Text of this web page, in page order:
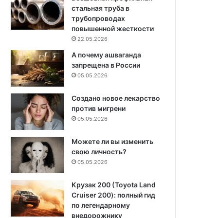
стальная труба в
трубопроводах
повышенной жесткости
22.05.2026
А почему ашваганда
запрещена в России
05.05.2026
Создано новое лекарство
против мигрени
05.05.2026
Можете ли вы изменить
свою личность?
05.05.2026
Крузак 200 (Toyota Land
Cruiser 200): полный гид
по легендарному
внедорожнику